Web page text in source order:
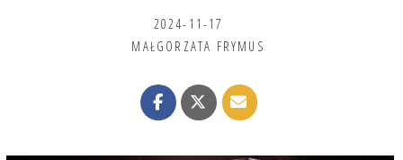
2024-11-17
MAŁGORZATA FRYMUS